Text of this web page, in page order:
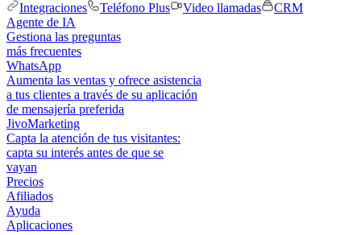
Integraciones
Teléfono Plus Video llamadas
CRM
Agente de IA
Gestiona las preguntas
más frecuentes
WhatsApp
Aumenta las ventas y ofrece asistencia
a tus clientes a través de su aplicación
de mensajería preferida
JivoMarketing
Capta la atención de tus visitantes:
capta su interés antes de que se
vayan
Precios
Afiliados
Ayuda
Aplicaciones